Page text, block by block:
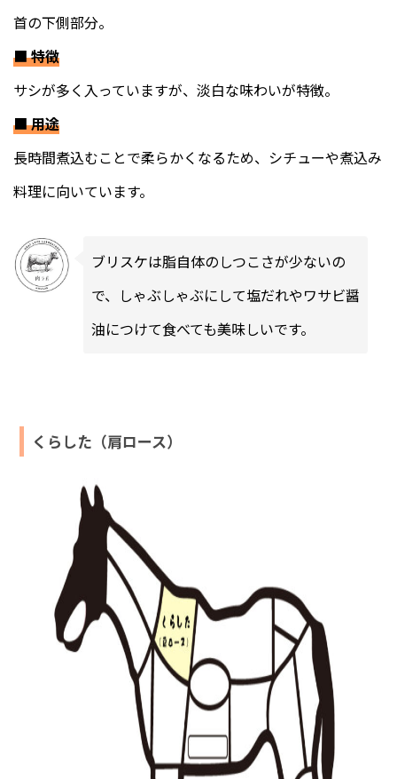
首の下側部分。
■特徴
サシが多く入っていますが、淡白な味わいが特徴。
■用途
長時間煮込むことで柔らかくなるため、シチューや煮込み
料理に向いています。
ブリスケは脂自体のしつこさが少ないの
で、しゃぶしゃぶにして塩だれやワサビ醤
油につけて食べても美味しいです。
くらした（肩ロース）